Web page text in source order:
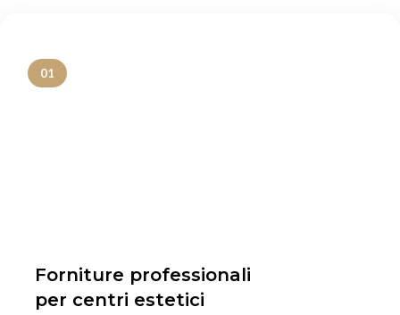
01
Forniture professionali
per centri estetici